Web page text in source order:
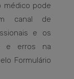
médico pode
canal de
e os
e erros na
Formulário